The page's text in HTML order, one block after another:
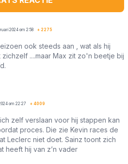
2024 om 2:58 + 2275
ook steeds aan , wat als hij
....maar Max zit zo'n beetje bij
om 22:27 + 4009
zelf verslaan voor hij stappen kan
proces. Die zie Kevin races de
Leclerc niet doet. Sainz toont zich
heeft hij van z’n vader